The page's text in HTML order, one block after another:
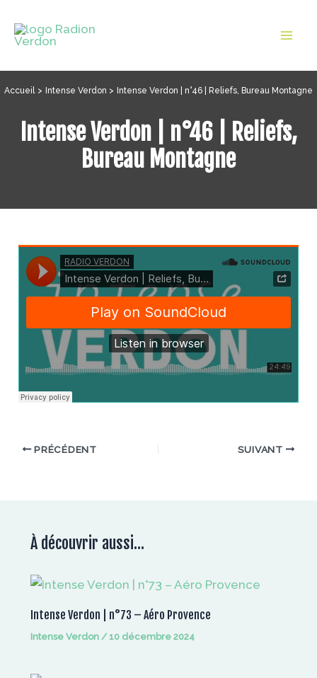
contenu
Accueil Intense Verdon Intense Verdon | n°46 | Reliefs, Bureau Montagne
Intense Verdon | n°46 | Reliefs,
Bureau Montagne
PRÉCÉDENT SUIVANT
À découvrir aussi...
Intense Verdon | n°73 – Aéro Provence
Intense Verdon/10 décembre 2024